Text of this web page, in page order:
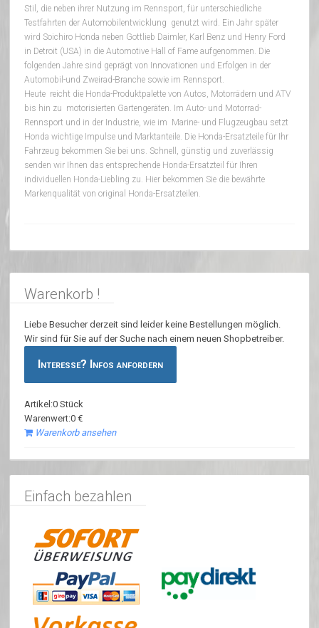
Stil, die neben ihrer Nutzung im Rennsport, für unterschiedliche
Testfahrten der Automobilentwicklung genutzt wird. Ein Jahr später
wird Soichiro Honda neben Gottlieb Daimler, Karl Benz und Henry Ford
in Detroit (USA) in die Automotive Hall of Fame aufgenommen. Die
folgenden Jahre sind geprägt von Innovationen und Erfolgen in der
Automobil-und Zweirad-Branche sowie im Rennsport.
Heute reicht die Honda-Produktpalette von Autos, Motorrädern und ATV
bis hin zu motorisierten Gartengeräten. Im Auto- und Motorrad-
Rennsport und in der Industrie, wie im Marine- und Flugzeugbau setzt
Honda wichtige Impulse und Marktanteile. Die Honda-Ersatzteile für Ihr
Fahrzeug bekommen Sie bei uns. Schnell, günstig und zuverlässig
senden wir Ihnen das entsprechende Honda-Ersatzteil für Ihren
individuellen Honda-Liebling zu. Hier bekommen Sie die bewährte
Markenqualität von original Honda-Ersatzteilen.
Warenkorb !
Liebe Besucher derzeit sind leider keine Bestellungen möglich.
Wir sind für Sie auf der Suche nach einem neuen Shopbetreiber.
Interesse? Infos anfordern
Artikel:0 Stück
Warenwert:0 €
Warenkorb ansehen
Einfach bezahlen